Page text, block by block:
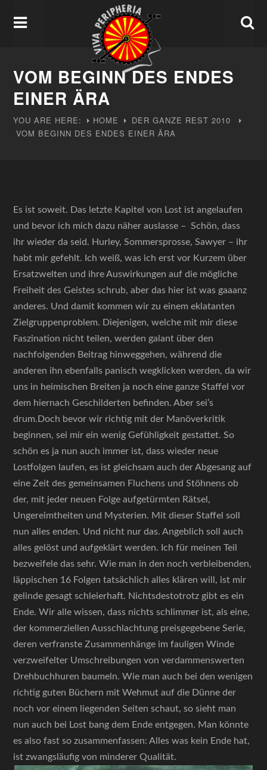
VOM BEGINN DES ENDES
EINER ÄRA
YOU ARE HERE: HOME DER GANZE REST 2010
VOM BEGINN DES ENDES EINER ÄRA
Es ist soweit. Das letzte Kapitel von Lost ist angelaufen
und bevor ich mich dazu näher auslasse – Schön, dass
ihr wieder da seid. Hurley, Sommersprosse, Sawyer – ihr
habt mir gefehlt. Ich weiß, was ich erst vor Kurzem über
Ersatzwelten und ihre Auswirkungen auf die mögliche
Freiheit des Geistes schrub, aber das hier ist was gaaanz
anderes. Und damit kommen wir zu einem eklatanten
Zielgruppenproblem. Diejenigen, welche mit mir diese
Faszination nicht teilen, werden galant über den
nachfolgenden Beitrag hinweggehen, während die
anderen ihn ebenfalls panisch wegklicken werden, da wir
uns in heimischen Breiten ja noch eine ganze Staffel vor
dem hiernach Geschilderten befinden. Aber sei’s
drum.Doch bevor wir richtig mit der Manöverkritik
beginnen, sei mir ein wenig Gefühligkeit gestattet. So
schön es ja nun auch immer ist, dass wieder neue
Lostfolgen laufen, es ist gleichsam auch der Abgesang auf
eine Zeit des gemeinsamen Fluchens und Stöhnens ob
der, mit jeder neuen Folge aufgetürmten Rätsel,
Ungereimtheiten und Mysterien. Mit dieser Staffel soll
nun alles enden. Und nicht nur das. Angeblich soll auch
alles gelöst und aufgeklärt werden. Ich für meinen Teil
bezweifele das sehr. Wie man in den noch verbleibenden,
läppischen 16 Folgen tatsächlich alles klären will, ist mir
gelinde gesagt schleierhaft. Nichtsdestotrotz gibt es ein
Ende. Wir alle wissen, dass nichts schlimmer ist, als eine,
der kommerziellen Ausschlachtung preisgegebene Serie,
deren verfranste Zusammenhänge im fauligen Winde
verzweifelter Umschreibungen von verdammenswerten
Drehbuchhuren baumeln. Wie man auch bei den wenigen
richtig guten Büchern mit Wehmut auf die Dünne der
noch vor einem liegenden Seiten schaut, so sieht man
nun auch bei Lost bang dem Ende entgegen. Man könnte
es also fast so zusammenfassen: Alles was kein Ende hat,
ist zwangsläufig von minderer Qualität.